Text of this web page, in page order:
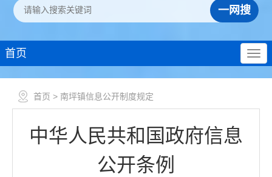
首页
首页 > 南坪镇信息公开制度规定
中华人民共和国政府信息
公开条例